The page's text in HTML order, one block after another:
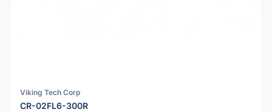
Viking Tech Corp
CR-02FL6-300R